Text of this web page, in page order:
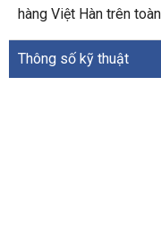
hàng Việt Hàn trên
Thông số kỹ thuật